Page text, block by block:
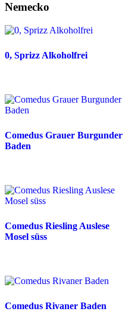
Nemecko
0, Sprizz Alkoholfrei
Comedus Grauer Burgunder
Baden
Comedus Riesling Auslese
Mosel süss
Comedus Rivaner Baden